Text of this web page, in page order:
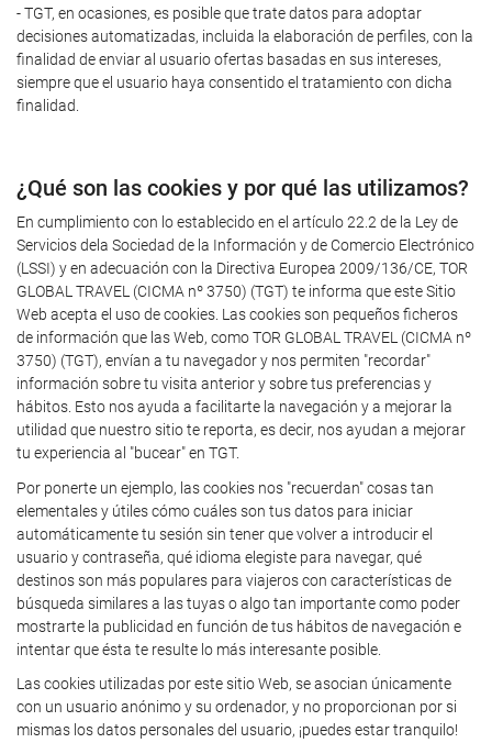
- TGT, en ocasiones, es posible que trate datos para adoptar
decisiones automatizadas, incluida la elaboración de perfiles, con la
finalidad de enviar al usuario ofertas basadas en sus intereses,
siempre que el usuario haya consentido el tratamiento con dicha
finalidad.
¿Qué son las cookies y por qué las utilizamos?
En cumplimiento con lo establecido en el artículo 22.2 de la Ley de
Servicios dela Sociedad de la Información y de Comercio Electrónico
(LSSI) y en adecuación con la Directiva Europea 2009/136/CE, TOR
GLOBAL TRAVEL (CICMA nº 3750) (TGT) te informa que este Sitio
Web acepta el uso de cookies. Las cookies son pequeños ficheros
de información que las Web, como TOR GLOBAL TRAVEL (CICMA nº
3750) (TGT), envían a tu navegador y nos permiten "recordar"
información sobre tu visita anterior y sobre tus preferencias y
hábitos. Esto nos ayuda a facilitarte la navegación y a mejorar la
utilidad que nuestro sitio te reporta, es decir, nos ayudan a mejorar
tu experiencia al "bucear" en TGT.
Por ponerte un ejemplo, las cookies nos "recuerdan" cosas tan
elementales y útiles cómo cuáles son tus datos para iniciar
automáticamente tu sesión sin tener que volver a introducir el
usuario y contraseña, qué idioma elegiste para navegar, qué
destinos son más populares para viajeros con características de
búsqueda similares a las tuyas o algo tan importante como poder
mostrarte la publicidad en función de tus hábitos de navegación e
intentar que ésta te resulte lo más interesante posible.
Las cookies utilizadas por este sitio Web, se asocian únicamente
con un usuario anónimo y su ordenador, y no proporcionan por si
mismas los datos personales del usuario, ¡puedes estar tranquilo!